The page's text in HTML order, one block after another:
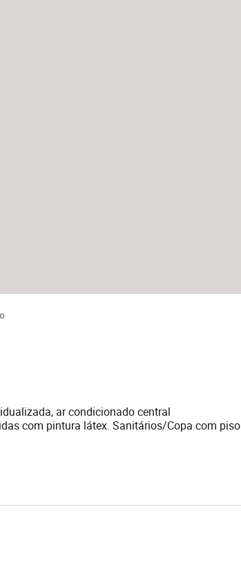
ar condicionado central
com pintura látex. Sanitários/Copa com piso